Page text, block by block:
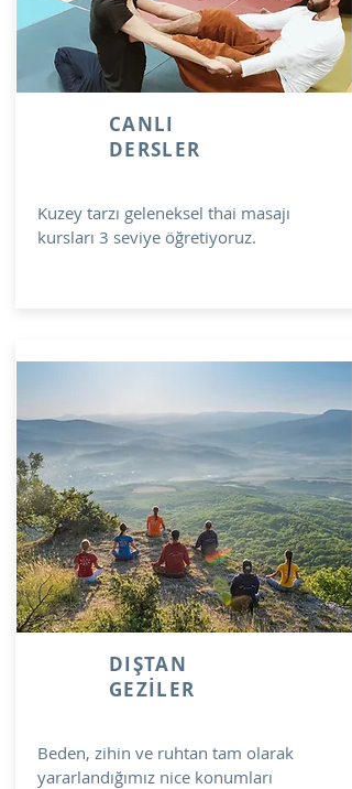
CANLI
DERSLER
Kuzey tarzı geleneksel thai masajı
kursları 3 seviye öğretiyoruz.
DIŞTAN
GEZİLER
Beden, zihin ve ruhtan tam olarak
yararlandığımız nice konumları